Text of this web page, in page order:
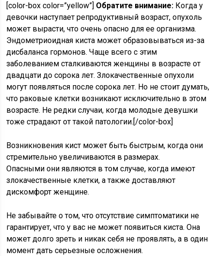
[color-box color=”yellow”] Обратите внимание: Когда у
девочки наступает репродуктивный возраст, опухоль
может вырасти, что очень опасно для ее организма.
Эндометриоидная киста может образовываться из-за
дисбаланса гормонов. Чаще всего с этим
заболеванием сталкиваются женщины в возрасте от
двадцати до сорока лет. Злокачественные опухоли
могут появляться после сорока лет. Но не стоит думать,
что раковые клетки возникают исключительно в этом
возрасте. Не редки случаи, когда молодые девушки
тоже страдают от такой патологии.[/color-box]
Возникновения кист может быть быстрым, когда они
стремительно увеличиваются в размерах.
Опасными они являются в том случае, когда имеют
злокачественные клетки, а также доставляют
дискомфорт женщине.
Не забывайте о том, что отсутствие симптоматики не
гарантирует, что у вас не может появиться киста. Она
может долго зреть и никак себя не проявлять, а в один
момент дать серьезные осложнения.